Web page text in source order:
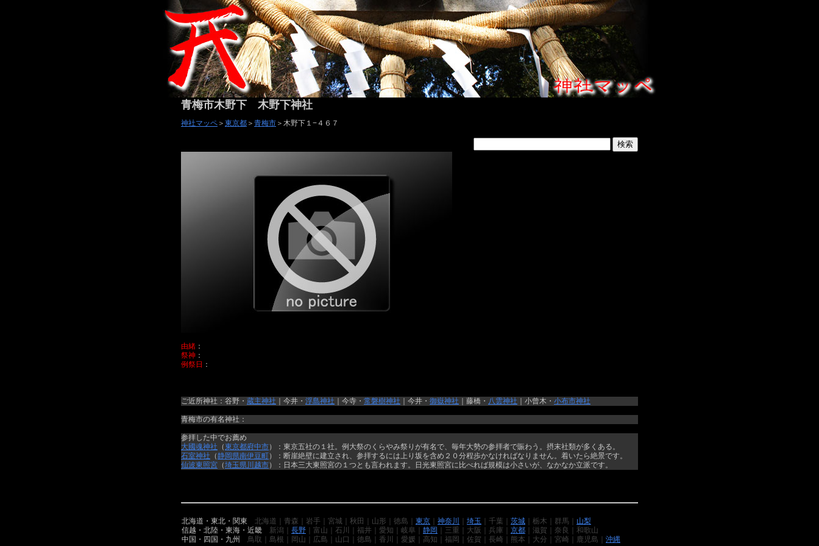
青梅市木野下 木野下神社
神社マッペ ＞ 東京都 ＞ 青梅市 ＞木野下１−４６７
由緒 ：
祭神 ：
例祭日 ：
ご近所神社：谷野・ 蔵主神社 ｜今井・ 浮島神社 ｜今寺・ 常磐樹神社 ｜今井・ 御嶽神社 ｜藤橋・ 八雲神社 ｜小曾木・ 小布市神社
青梅市の有名神社：
参拝した中でお薦め
大國魂神社 （東京都府中市）：東京五社の１社。例大祭のくらやみ祭りが有名で、毎年大勢の参拝者で賑わう。摂末社類が多くある。
石室神社 （静岡県南伊豆町）：断崖絶壁に建立され、参拝するには上り坂を含め２０分程歩かなければなりません。着いたら絶景です。
仙波東照宮 （埼玉県川越市）：日本三大東照宮の１つとも言われます。日光東照宮に比べれば規模は小さいが、なかなか立派です。
北海道・東北・関東 北海道｜青森｜岩手｜宮城｜秋田｜山形｜徳島｜ 東京 神奈川 埼玉 ｜千葉｜ 茨城 ｜栃木｜群馬｜ 山梨
信越・北陸・東海・近畿 新潟｜ 長野 ｜富山｜石川｜福井｜愛知｜岐阜｜ 静岡 ｜三重｜大阪｜兵庫｜ 京都 ｜滋賀｜奈良｜和歌山
中国・四国・九州 鳥取｜島根｜岡山｜広島｜山口｜徳島｜香川｜愛媛｜高知｜福岡｜佐賀｜長崎｜熊本｜大分｜宮崎｜鹿児島｜ 沖縄